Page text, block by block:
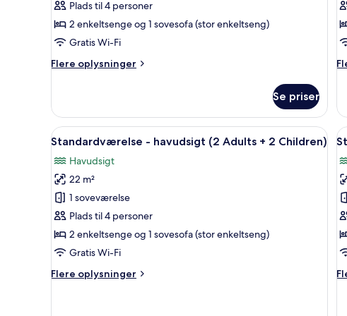
+
2
Children)
Plads til 4 personer
2 enkeltsenge og 1 sovesofa (stor enkeltseng)
Gratis Wi-Fi
Flere oplysninger
Flere
(2
Adults
+
Children)
Se priser
(3
Indlæs
alle
billeder
af
Standardværelse
-
havudsigt
(2
+
Et hotelværelse med en stor seng,
3
Standardværelse - havudsigt (2 Adults + 2 Children)
Havudsigt
22 m²
1 soveværelse
Plads til 4 personer
2 enkeltsenge og 1 sovesofa (stor enkeltseng)
Gratis Wi-Fi
Flere oplysninger
Flere
-